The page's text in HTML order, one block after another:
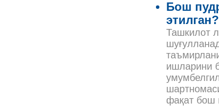
Бош
этилган?
Ташкилот
ишларини
фақат бош